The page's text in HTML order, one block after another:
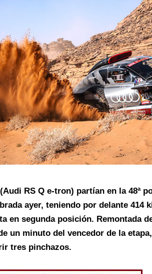
RS Q e-tron) partían en la 48ª
ayer, teniendo por delante 414
en segunda posición. Remontada
un minuto del vencedor de la
tres pinchazos.